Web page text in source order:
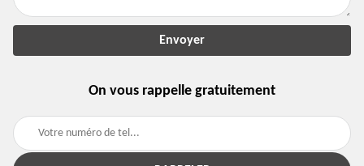
On vous rappelle gratuitement